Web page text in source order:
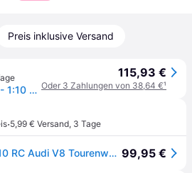
Preis inklusive Versand
Tamiya 300058682 - 1:10 RC Audi V8 Tourenwagen (TT-02) - Neu
115,93 €
Oder 3 Zahlungen von 38,64 €¹
·5,99 € Versand, 3 Tage
TAMIYA 300058682 1:10 RC Audi V8 Tourenwagen (TT-02) 99,95 €